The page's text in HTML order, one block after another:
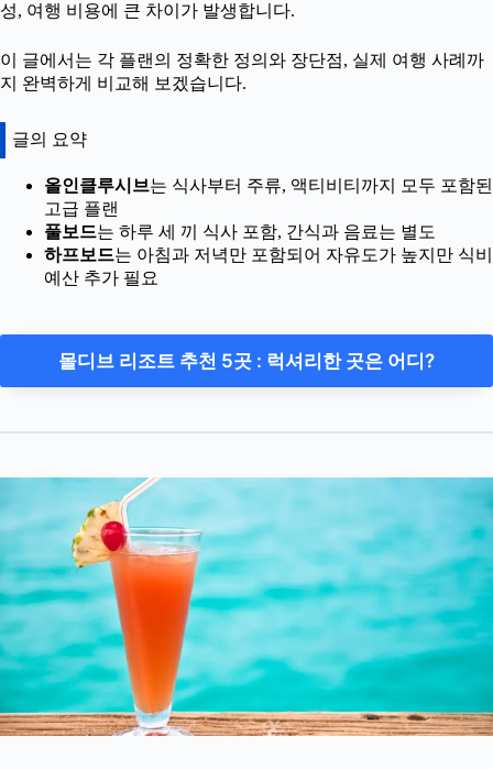
성, 여행 비용에 큰 차이가 발생합니다.
이 글에서는 각 플랜의 정확한 정의와 장단점, 실제 여행 사례까
지 완벽하게 비교해 보겠습니다.
글의 요약
올인클루시브는 식사부터 주류, 액티비티까지 모두 포함된
고급 플랜
풀보드는 하루 세 끼 식사 포함, 간식과 음료는 별도
하프보드는 아침과 저녁만 포함되어 자유도가 높지만 식비
예산 추가 필요
몰디브 리조트 추천 5곳 : 럭셔리한 곳은 어디?